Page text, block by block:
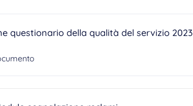
questionario della qualità del servizio 2023